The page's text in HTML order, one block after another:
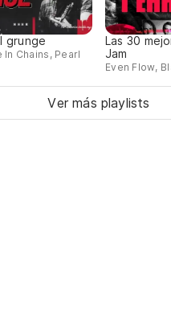
grunge
In Chains, Pearl
Las 30
Jam
Even Flow,
Ver más playlists